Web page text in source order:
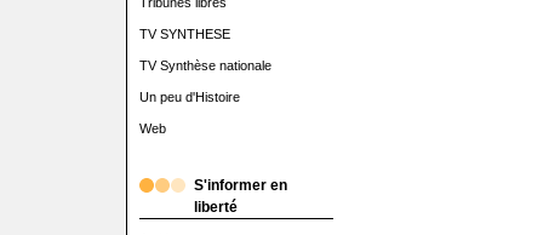
TV SYNTHESE
TV Synthèse nationale
Un peu d'Histoire
Web
S'informer en
liberté